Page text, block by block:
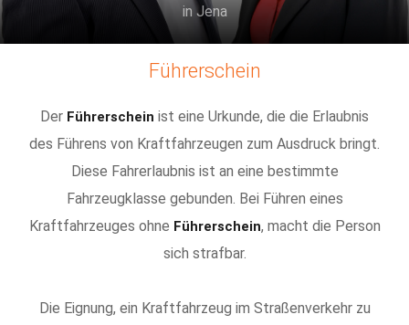
in Jena
Führerschein
Der Führerschein ist eine Urkunde, die die Erlaubnis
des Führens von Kraftfahrzeugen zum Ausdruck bringt.
Diese Fahrerlaubnis ist an eine bestimmte
Fahrzeugklasse gebunden. Bei Führen eines
Kraftfahrzeuges ohne Führerschein, macht die Person
sich strafbar.
Die Eignung, ein Kraftfahrzeug im Straßenverkehr zu